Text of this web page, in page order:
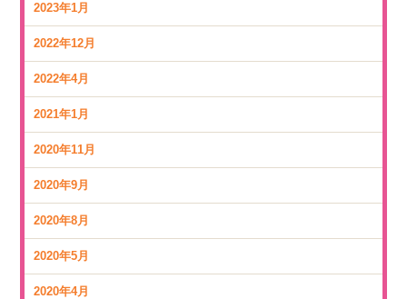
2023年1月
2022年12月
2022年4月
2021年1月
2020年11月
2020年9月
2020年8月
2020年5月
2020年4月